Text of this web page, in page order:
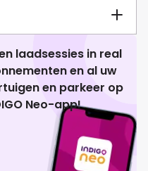
laadsessies in real
en al uw
en parkeer op
Neo-app!